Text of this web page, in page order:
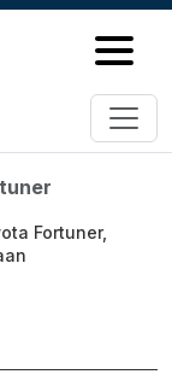
Fortuner,